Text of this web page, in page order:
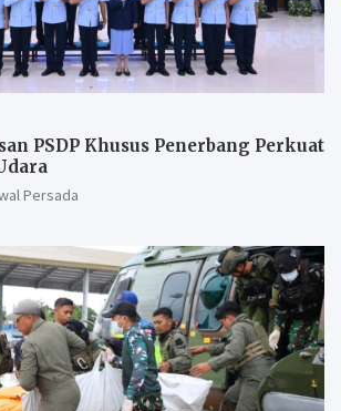
PSDP Khusus Penerbang Perkuat
Persada